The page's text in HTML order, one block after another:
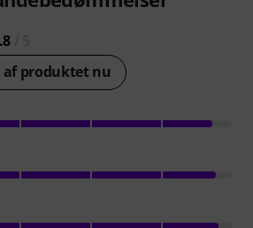
af produktet nu